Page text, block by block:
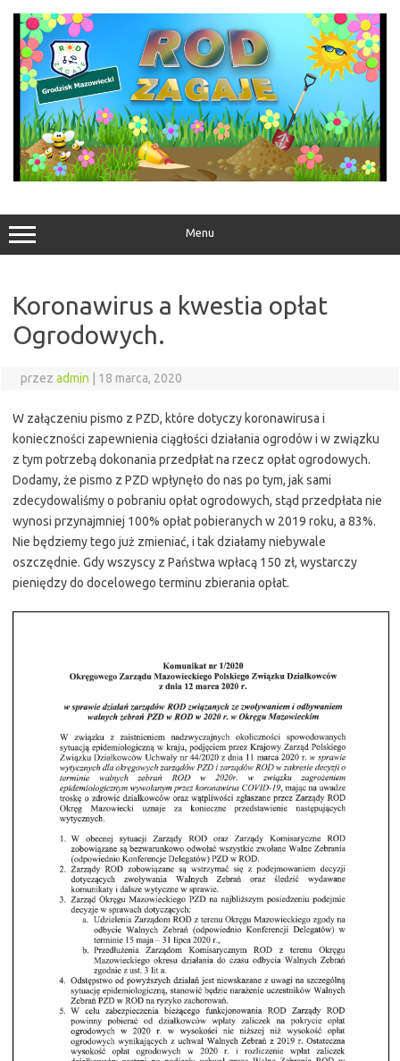
treści
Menu
Koronawirus a kwestia opłat
Ogrodowych.
przez admin 18 marca, 2020
W załączeniu pismo z PZD, które dotyczy koronawirusa i
konieczności zapewnienia ciągłości działania ogrodów i w związku
z tym potrzebą dokonania przedpłat na rzecz opłat ogrodowych.
Dodamy, że pismo z PZD wpłynęło do nas po tym, jak sami
zdecydowaliśmy o pobraniu opłat ogrodowych, stąd przedpłata nie
wynosi przynajmniej 100% opłat pobieranych w 2019 roku, a 83%.
Nie będziemy tego już zmieniać, i tak działamy niebywale
oszczędnie. Gdy wszyscy z Państwa wpłacą 150 zł, wystarczy
pieniędzy do docelowego terminu zbierania opłat.